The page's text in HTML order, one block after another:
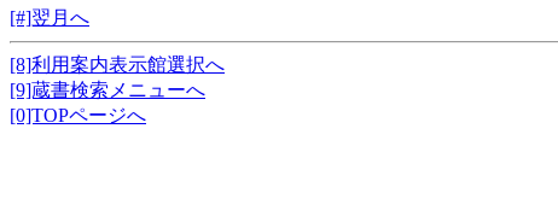
[#]翌月へ
[8]利用案内表示館選択へ
[9]蔵書検索メニューへ
[0]TOPページへ